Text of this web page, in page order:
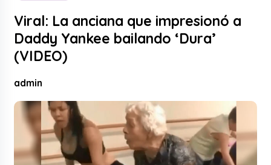
Viral: La anciana que impresionó a
Daddy Yankee bailando ‘Dura’
(VIDEO)
admin